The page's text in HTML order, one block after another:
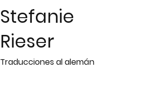
Stefanie
Rieser
Traducciones al alemán